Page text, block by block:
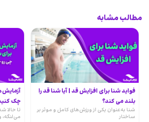
مطالب مشابه
فواید شنا برای افزایش قد | آیا شنا قد را
بلند می کند؟
شنا به‌عنوان یکی از ورزش‌های کامل و موثر بر
ساختار
چک
تا حالا
می‌لنگه،